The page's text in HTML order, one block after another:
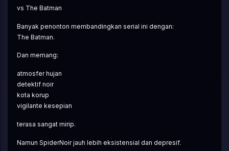
vs The Batman
Banyak penonton membandingkan serial ini dengan:
The Batman.
Dan memang:
atmosfer hujan
detektif noir
kota korup
vigilante kesepian
terasa sangat mirip.
Namun SpiderNoir jauh lebih eksistensial dan depresif.